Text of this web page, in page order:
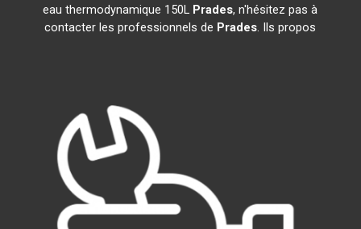
eau thermodynamique 150L Prades, n'hésitez pas à
contacter les professionnels de Prades. Ils propos